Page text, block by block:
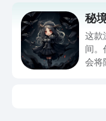
app
利最
游戏
动内
秘
这款
间。
会将
接